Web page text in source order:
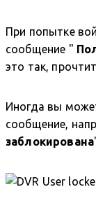
При попытке
сообщение "
это так,
Иногда вы
сообщение,
заблокирована